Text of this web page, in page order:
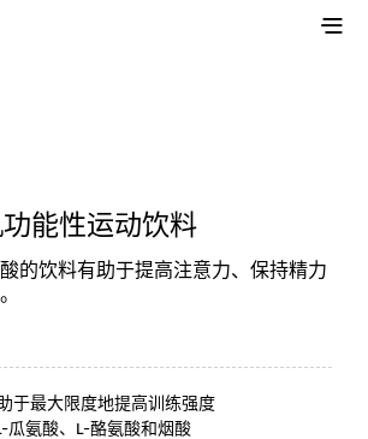
能性运动饮料
的饮料有助于提高注意力、保持精力
于最大限度地提高训练强度
瓜氨酸、L-酪氨酸和烟酸